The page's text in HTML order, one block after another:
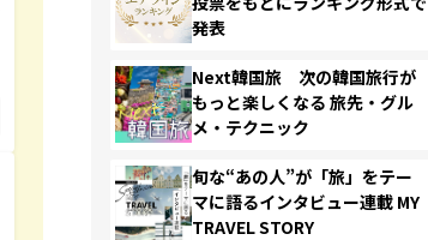
発表
Next韓国旅 次の韓国旅行が
もっと楽しくなる 旅先・グル
メ・テクニック
旬な“あの人”が「旅」をテー
マに語るインタビュー連載 MY
TRAVEL STORY